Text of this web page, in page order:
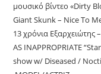
μουσικό βίντεο «Dirty
Giant Skunk – Nice To
13 χρόνια Εξαρχειώτης
AS INAPPROPRIATE
show w/ Diseased /